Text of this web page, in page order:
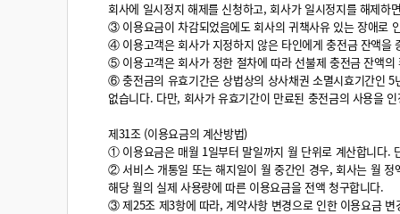
회사에 일시정지 해제를 신청하고, 회사가 일시정지를 해제하
③ 이용요금이 차감되었음에도 회사의 귀책사유 있는 장애로
④ 이용고객은 회사가 지정하지 않은 타인에게 충전금 잔액을
⑤ 이용고객은 회사가 정한 절차에 따라 선불제 충전금 잔액
⑥ 충전금의 유효기간은 상법상의 상사채권 소멸시효기간인
없습니다. 다만, 회사가 유효기간이 만료된 충전금의 사용을
제31조 (이용요금의 계산방법)
① 이용요금은 매월 1일부터 말일까지 월 단위로 계산합니다.
② 서비스 개통일 또는 해지일이 월 중간인 경우, 회사는 월 정
해당 월의 실제 사용량에 따른 이용요금을 전액 청구합니다.
③ 제25조 제3항에 따라, 계약사항 변경으로 인한 이용요금